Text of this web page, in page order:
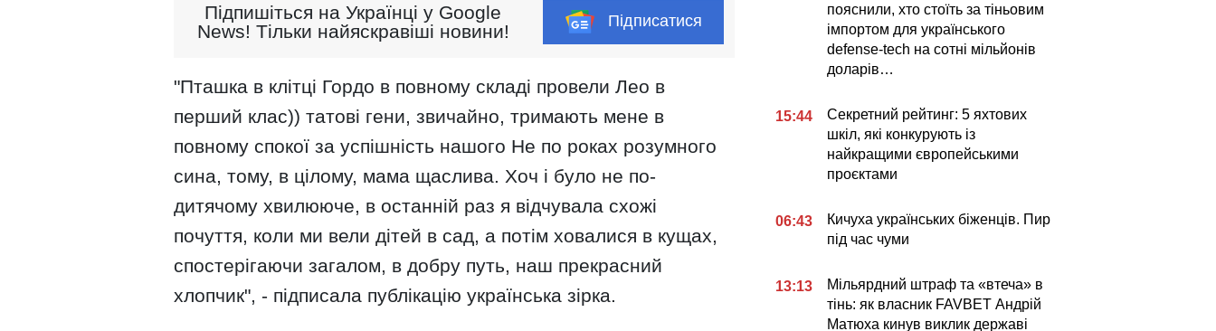
Підпишіться на Українці у Google
News! Тільки найяскравіші новини!
Підписатися
"Пташка в клітці Гордо в повному складі провели Лео в
перший клас)) татові гени, звичайно, тримають мене в
повному спокої за успішність нашого Не по роках розумного
сина, тому, в цілому, мама щаслива. Хоч і було не по-
дитячому хвилююче, в останній раз я відчувала схожі
почуття, коли ми вели дітей в сад, а потім ховалися в кущах,
спостерігаючи загалом, в добру путь, наш прекрасний
хлопчик", - підписала публікацію українська зірка.
пояснили, хто стоїть за тіньовим
імпортом для українського
defense-tech на сотні мільйонів
доларів…
15:44
Секретний рейтинг: 5 яхтових
шкіл, які конкурують із
найкращими європейськими
проєктами
06:43
Кичуха українських біженців. Пир
під час чуми
13:13
Мільярдний штраф та «втеча» в
тінь: як власник FAVBET Андрій
Матюха кинув виклик державі